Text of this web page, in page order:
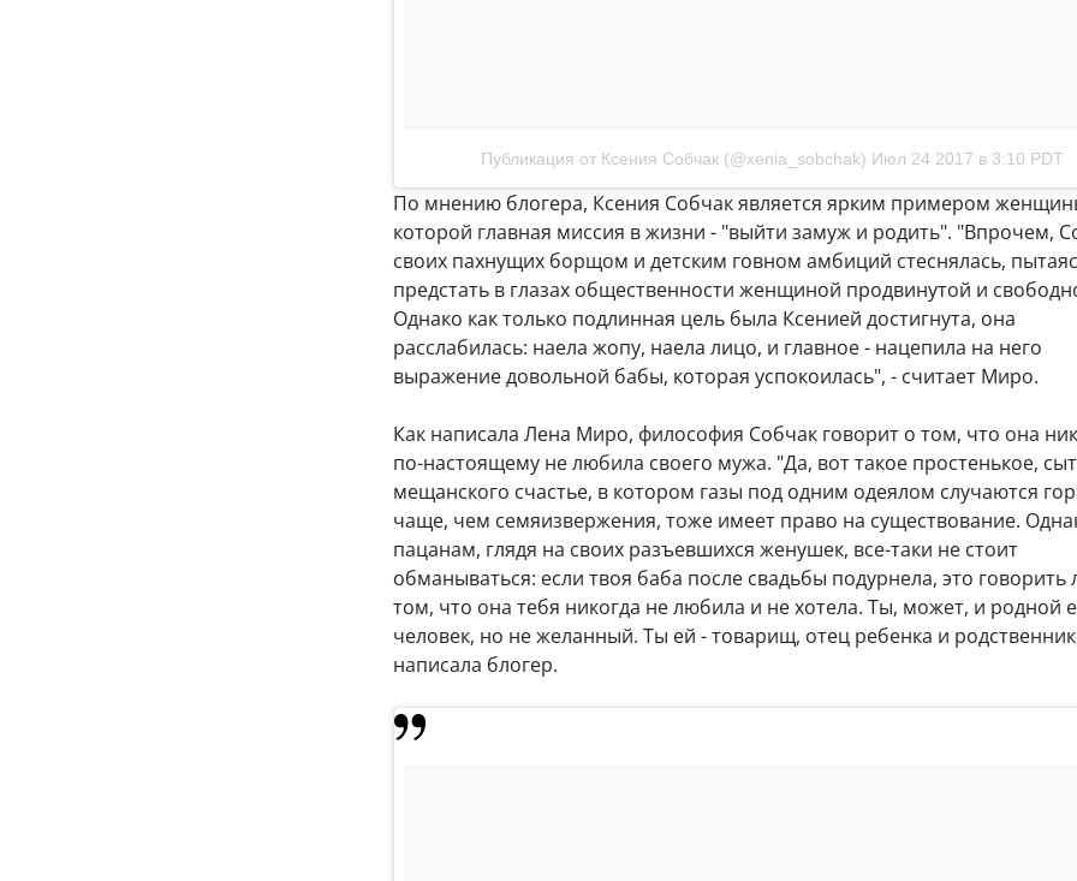
Публикация от Ксения Собчак (@xenia_sobchak) Июл 24 2017 в 3:10 PDT
По мнению блогера, Ксения Собчак является ярким примером
которой главная миссия в жизни - "выйти замуж и родить". "Впрочем,
своих пахнущих борщом и детским говном амбиций стеснялась,
предстать в глазах общественности женщиной продвинутой и
Однако как только подлинная цель была Ксенией достигнута, она
расслабилась: наела жопу, наела лицо, и главное - нацепила на него
выражение довольной бабы, которая успокоилась", - считает Миро.
Как написала Лена Миро, философия Собчак говорит о том, что она
по-настоящему не любила своего мужа. "Да, вот такое простенькое,
мещанского счастье, в котором газы под одним одеялом случаются
чаще, чем семяизвержения, тоже имеет право на существование.
пацанам, глядя на своих разъевшихся женушек, все-таки не стоит
обманываться: если твоя баба после свадьбы подурнела, это говорить
том, что она тебя никогда не любила и не хотела. Ты, может, и родной
человек, но не желанный. Ты ей - товарищ, отец ребенка и
написала блогер.